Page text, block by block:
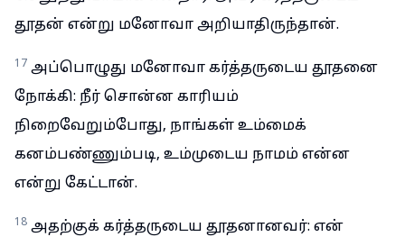
தூதன் என்று மனோவா அறியாதிருந்தான்.
17 அப்பொழுது மனோவா கர்த்தருடைய தூதனை
நோக்கி: நீர் சொன்ன காரியம்
நிறைவேறும்போது, நாங்கள் உம்மைக்
கனம்பண்ணும்படி, உம்முடைய நாமம் என்ன
என்று கேட்டான்.
18 அதற்குக் கர்த்தருடைய தூதனானவர்: என்